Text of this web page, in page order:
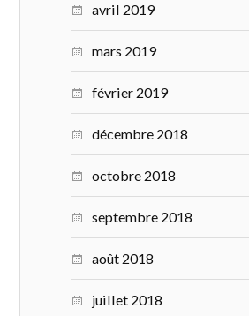
avril 2019
mars 2019
février 2019
décembre 2018
octobre 2018
septembre 2018
août 2018
juillet 2018